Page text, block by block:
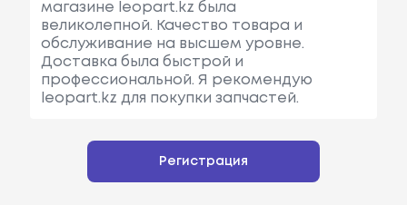
магазине leopart.kz была
великолепной. Качество товара и
обслуживание на высшем уровне.
Доставка была быстрой и
профессиональной. Я рекомендую
leopart.kz для покупки запчастей.
Регистрация